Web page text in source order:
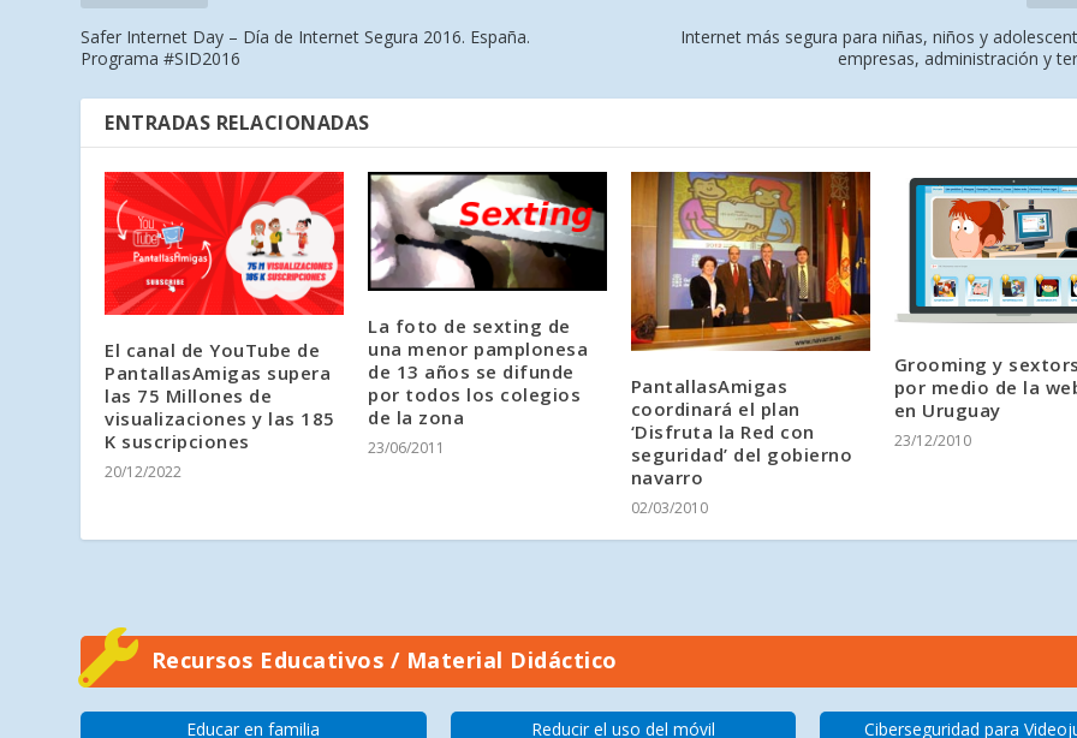
Safer Internet Day – Día de Internet Segura 2016. España.
Programa #SID2016
Internet más segura para niñas, niños y
empresas, administración y
ENTRADAS RELACIONADAS
El canal de YouTube de
PantallasAmigas supera
las 75 Millones de
visualizaciones y las 185
K suscripciones
20/12/2022
La foto de sexting de
una menor pamplonesa
de 13 años se difunde
por todos los colegios
de la zona
23/06/2011
PantallasAmigas
coordinará el plan
‘Disfruta la Red con
seguridad’ del gobierno
navarro
02/03/2010
Grooming y
por medio de la
en Uruguay
23/12/2010
Recursos Educativos / Material Didáctico
Educar en familia Reducir el uso del móvil Ciberseguridad para